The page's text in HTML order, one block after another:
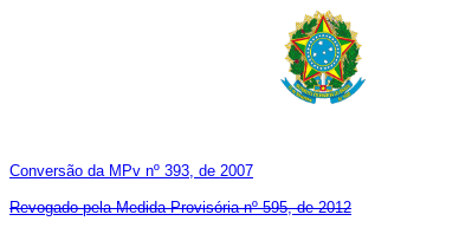
Conversão da MPv nº 393, de 2007
Revogado pela Medida Provisória nº 595, de 2012